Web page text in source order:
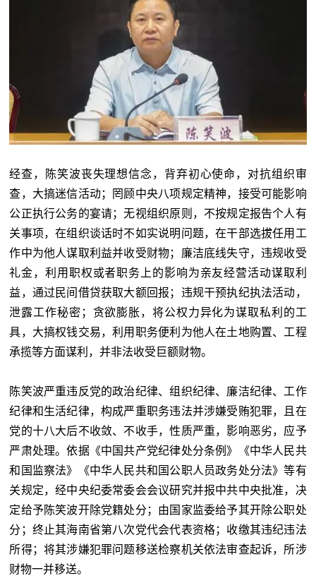
经查，陈笑波丧失理想信念，背弃初心使命，对抗组织审
查，大搞迷信活动；罔顾中央八项规定精神，接受可能影响
公正执行公务的宴请；无视组织原则，不按规定报告个人有
关事项，在组织谈话时不如实说明问题，在干部选拔任用工
作中为他人谋取利益并收受财物；廉洁底线失守，违规收受
礼金，利用职权或者职务上的影响为亲友经营活动谋取利
益，通过民间借贷获取大额回报；违规干预执纪执法活动，
泄露工作秘密；贪欲膨胀，将公权力异化为谋取私利的工
具，大搞权钱交易，利用职务便利为他人在土地购置、工程
承揽等方面谋利，并非法收受巨额财物。
陈笑波严重违反党的政治纪律、组织纪律、廉洁纪律、工作
纪律和生活纪律，构成严重职务违法并涉嫌受贿犯罪，且在
党的十八大后不收敛、不收手，性质严重，影响恶劣，应予
严肃处理。依据《中国共产党纪律处分条例》《中华人民共
和国监察法》《中华人民共和国公职人员政务处分法》等有
关规定，经中央纪委常委会会议研究并报中共中央批准，决
定给予陈笑波开除党籍处分；由国家监委给予其开除公职处
分；终止其海南省第八次党代会代表资格；收缴其违纪违法
所得；将其涉嫌犯罪问题移送检察机关依法审查起诉，所涉
财物一并移送。